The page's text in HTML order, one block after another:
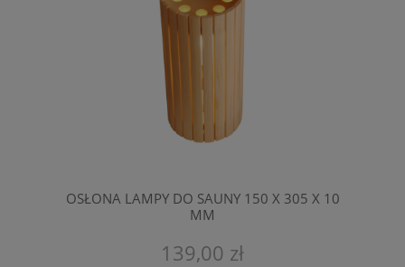
OSŁONA LAMPY DO SAUNY 150 X 305 X 10
MM
139,00 zł